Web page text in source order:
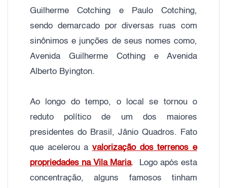
Guilherme Cotching e Paulo Cotching,
sendo demarcado por diversas ruas com
sinônimos e junções de seus nomes como,
Avenida Guilherme Cothing e Avenida
Alberto Byington.
Ao longo do tempo, o local se tornou o
reduto político de um dos maiores
presidentes do Brasil, Jânio Quadros. Fato
que acelerou a valorização dos terrenos e
propriedades na Vila Maria. Logo após esta
concentração, alguns famosos tinham